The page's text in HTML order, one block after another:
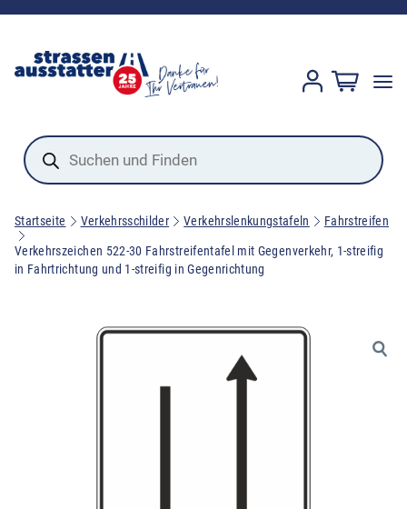
Products
search
Startseite Verkehrsschilder Verkehrslenkungstafeln Fahrstreifen
Verkehrszeichen 522-30 Fahrstreifentafel mit Gegenverkehr, 1-streifig
in Fahrtrichtung und 1-streifig in Gegenrichtung